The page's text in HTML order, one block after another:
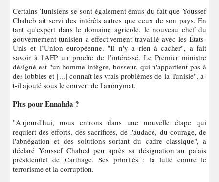
Certains Tunisiens se sont également émus du fait que Youssef
Chaheb ait servi des intérêts autres que ceux de son pays. En
tant qu'expert dans le domaine agricole, le nouveau chef du
gouvernement tunisien a effectivement travaillé avec les États-
Unis et l’Union européenne. "Il n'y a rien à cacher", a fait
savoir à l'AFP un proche de l’intéressé. Le Premier ministre
désigné est "un homme intègre, bosseur, qui n'appartient pas à
des lobbies et [...] connaît les vrais problèmes de la Tunisie", a-
t-il ajouté sous le couvert de l'anonymat.
Plus pour Ennahda ?
"Aujourd'hui, nous entrons dans une nouvelle étape qui
requiert des efforts, des sacrifices, de l'audace, du courage, de
l'abnégation et des solutions sortant du cadre classique", a
déclaré Youssef Chahed peu après sa désignation au palais
présidentiel de Carthage. Ses priorités : la lutte contre le
terrorisme et la corruption.